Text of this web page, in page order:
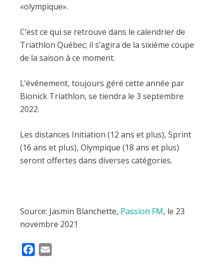
«olympique».
C’est ce qui se retrouve dans le calendrier de
Triathlon Québec; il s’agira de la sixième coupe
de la saison à ce moment.
L’événement, toujours géré cette année par
Bionick Triathlon, se tiendra le 3 septembre
2022.
Les distances Initiation (12 ans et plus), Sprint
(16 ans et plus), Olympique (18 ans et plus)
seront offertes dans diverses catégories.
Source: Jasmin Blanchette, Passion FM, le 23
novembre 2021